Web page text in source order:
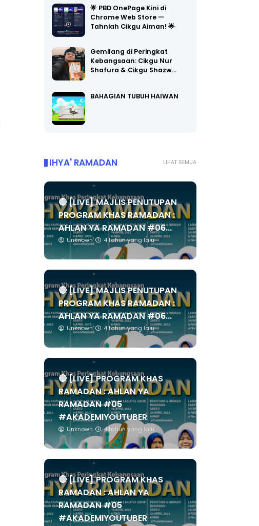
🌟 PBD OnePage Kini di
Chrome Web Store —
Tahniah Cikgu Aiman! 🌟
Gemilang di Peringkat
Kebangsaan: Cikgu Nur
Shafura & Cikgu Shazw…
BAHAGIAN TUBUH HAIWAN
LIHAT SEMUA
IHYA' RAMADAN
🔴 [LIVE] MAJLIS PENUTUPAN
PROGRAM KHAS RAMADAN :
AHLAN YA RAMADAN #06...
Unknown 4 tahun yang lalu
🔴 [LIVE] MAJLIS PENUTUPAN
PROGRAM KHAS RAMADAN :
AHLAN YA RAMADAN #06...
Unknown 4 tahun yang lalu
🔴 [LIVE] PROGRAM KHAS
RAMADAN : AHLAN YA
RAMADAN #05
#AKADEMIYOUTUBER
Unknown 4 tahun yang lalu
🔴 [LIVE] PROGRAM KHAS
RAMADAN : AHLAN YA
RAMADAN #05
#AKADEMIYOUTUBER